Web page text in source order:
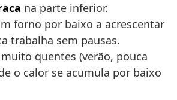
na parte inferior.
forno por baixo a acrescentar
trabalha sem pausas.
quentes (verão, pouca
o calor se acumula por baixo